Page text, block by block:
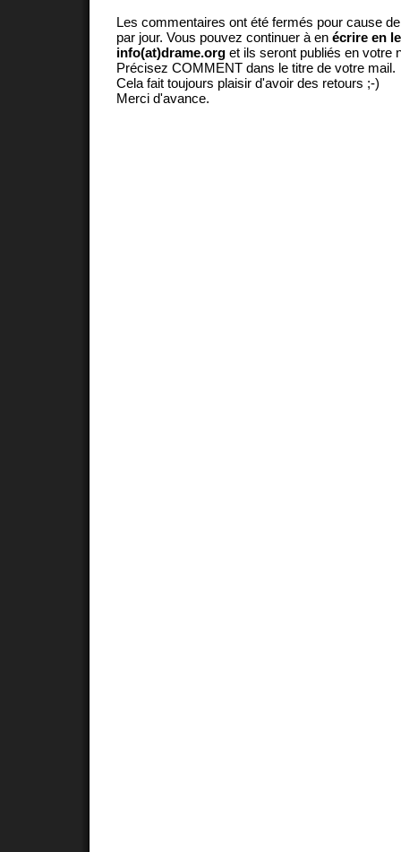
Les commentaires ont été fermés pour cause
par jour. Vous pouvez continuer à en écrire en
info(at)drame.org et ils seront publiés en votre
Précisez COMMENT dans le titre de votre mail.
Cela fait toujours plaisir d'avoir des retours ;-)
Merci d'avance.